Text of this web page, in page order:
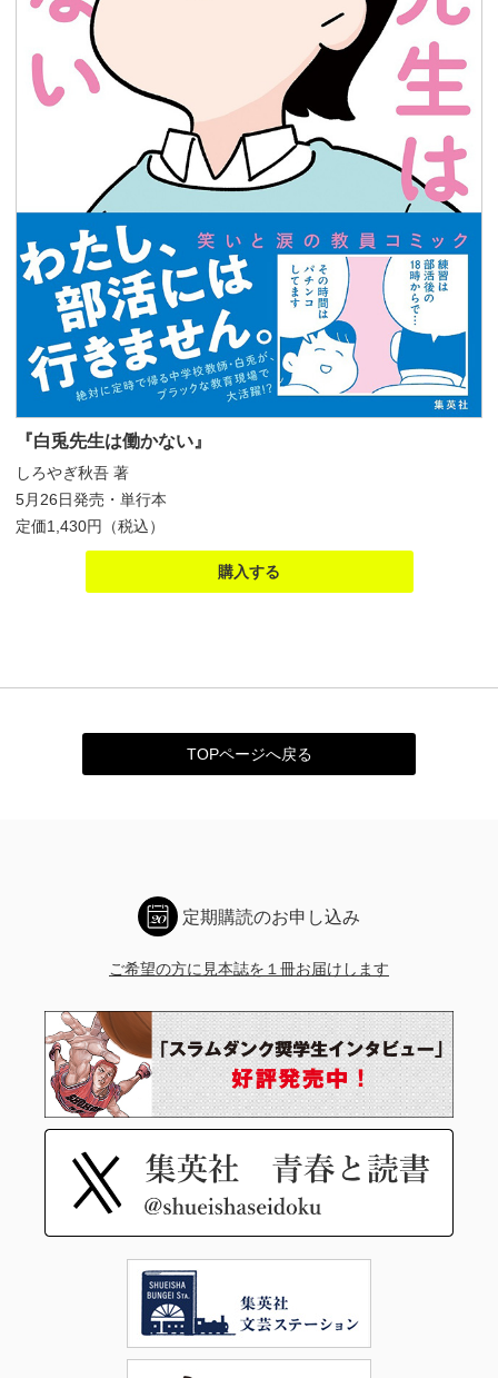
『白兎先生は働かない』
しろやぎ秋吾 著
5月26日発売・単行本
定価1,430円（税込）
購入する
TOPページへ戻る
定期購読のお申し込み
ご希望の方に見本誌を１冊お届けします